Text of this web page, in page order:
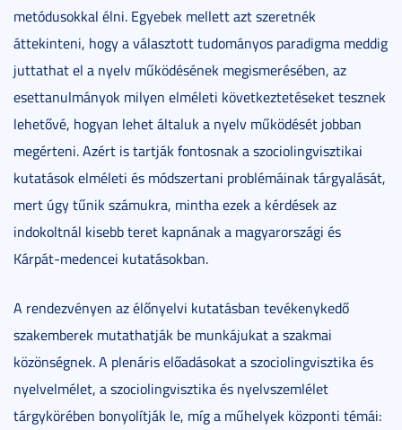
metódusokkal élni. Egyebek mellett azt szeretnék
áttekinteni, hogy a választott tudományos paradigma meddig
juttathat el a nyelv működésének megismerésében, az
esettanulmányok milyen elméleti következtetéseket tesznek
lehetővé, hogyan lehet általuk a nyelv működését jobban
megérteni. Azért is tartják fontosnak a szociolingvisztikai
kutatások elméleti és módszertani problémáinak tárgyalását,
mert úgy tűnik számukra, mintha ezek a kérdések az
indokoltnál kisebb teret kapnának a magyarországi és
Kárpát-medencei kutatásokban.
A rendezvényen az élőnyelvi kutatásban tevékenykedő
szakemberek mutathatják be munkájukat a szakmai
közönségnek. A plenáris előadásokat a szociolingvisztika és
nyelvelmélet, a szociolingvisztika és nyelvszemlélet
tárgykörében bonyolítják le, míg a műhelyek központi témái: